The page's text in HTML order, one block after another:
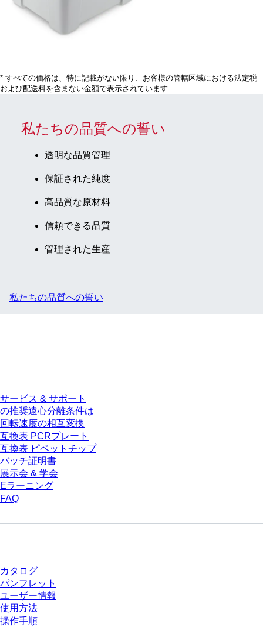
* すべての価格は、特に記載がない限り、お客様の管轄区域における法定税
および配送料を含まない金額で表示されています
私たちの品質への誓い
透明な品質管理
保証された純度
高品質な原材料
信頼できる品質
管理された生産
私たちの品質への誓い
サービス & サポート
の推奨遠心分離条件は
回転速度の相互変換
互換表 PCRプレート
互換表 ピペットチップ
バッチ証明書
展示会 & 学会
Eラーニング
FAQ
カタログ
パンフレット
ユーザー情報
使用方法
操作手順